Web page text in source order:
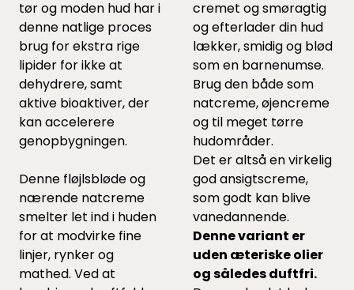
tør og moden hud har i
denne natlige proces
brug for ekstra rige
lipider for ikke at
dehydrere, samt
aktive bioaktiver, der
kan accelerere
genopbygningen.
Denne fløjlsbløde og
nærende natcreme
smelter let ind i huden
for at modvirke fine
linjer, rynker og
mathed. Ved at
cremet og smøragtig
og efterlader din hud
lækker, smidig og blød
som en barnenumse.
Brug den både som
natcreme, øjencreme
og til meget tørre
hudområder.
Det er altså en virkelig
god ansigtscreme,
som godt kan blive
vanedannende.
Denne variant er
uden æteriske olier
og således duftfri.